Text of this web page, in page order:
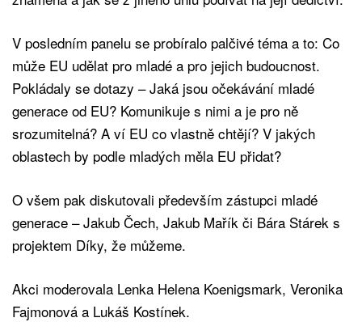
V posledním panelu se probíralo palčivé téma a to: Co
může EU udělat pro mladé a pro jejich budoucnost.
Pokládaly se dotazy – Jaká jsou očekávání mladé
generace od EU? Komunikuje s nimi a je pro ně
srozumitelná? A ví EU co vlastně chtějí? V jakých
oblastech by podle mladých měla EU přidat?
O všem pak diskutovali především zástupci mladé
generace – Jakub Čech, Jakub Mařík či Bára Stárek s
projektem Díky, že můžeme.
Akci moderovala Lenka Helena Koenigsmark, Veronika
Fajmonová a Lukáš Kostínek.